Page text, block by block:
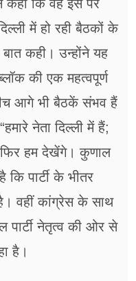
कहा कि वह इस पर
में हो रही बैठकों के
कही। उन्होंने यह
की एक महत्वपूर्ण
आगे भी बैठकें संभव हैं
नेता दिल्ली में हैं;
हम देखेंगे। कुणाल
कि पार्टी के भीतर
वहीं कांग्रेस के साथ
पार्टी नेतृत्व की ओर से
है।